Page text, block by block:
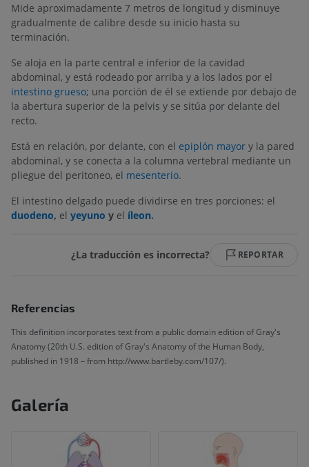
Mide aproximadamente 7 metros de longitud y disminuye
gradualmente de calibre desde su inicio hasta su
terminación.
Se aloja en la parte central e inferior de la cavidad
abdominal, y está rodeado por arriba y a los lados por el
intestino grueso; una porción de él se extiende por debajo de
la abertura superior de la pelvis y se sitúa por delante del
recto.
Está en relación, por delante, con el epiplón mayor y la pared
abdominal, y se conecta a la columna vertebral mediante un
pliegue del peritoneo, el mesenterio.
El intestino delgado puede dividirse en tres porciones: el
duodeno, el yeyuno y el íleon.
¿La traducción es incorrecta? REPORTAR
Referencias
This definition incorporates text from a public domain edition of Gray's
Anatomy (20th U.S. edition of Gray's Anatomy of the Human Body,
published in 1918 – from http://www.bartleby.com/107/).
Galería